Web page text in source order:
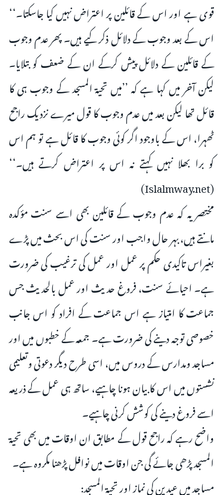
قوی ہے اور اس کے قائلین پر اعتراض نہیں کیا جاسکتا۔‘‘
اس کے بعد وجوب کے دلائل ذکر کیے ہیں۔ پھر عدم وجوب
کے قائلین کے دلائل پیش کرکے ان کے ضعف کو بتلایا۔
لیکن آخر میں کہا ہے کہ ’’میں تحیۃ المسجد کے وجوب ہی کا
قائل تھا لیکن بعد میں عدم وجوب کا قول میرے نزدیک راجح
ٹھہرا، اس کے باوجود اگر کوئی وجوب کا قائل ہے تو ہم اس
کو برا بھلا نہیں کہتے نہ اس پر اعتراض کرتے ہیں۔‘‘
(Islalmway.net)
مختصر یہ کہ عدم وجوب کے قائلین بھی اسے سنت مؤکدہ
مانتے ہیں، بہر حال واجب اور سنت کی اس بحث میں پڑے
بغیراس تاکیدی حکم پر عمل اور عمل کی ترغیب کی ضرورت
ہے۔ احیائے سنت، فروغ حدیث اور عمل بالحدیث جس
جماعت کا امتیاز ہے اس جماعت کے افراد کو اس جانب
خصوصی توجہ دینے کی ضرورت ہے۔ جمعہ کے خطبوں میں اور
مساجد ومدارس کے دروس میں، اسی طرح دیگر دعوتی وتعلیمی
نشستوں میں اس کا بیان ہونا چاہیے، ساتھ ہی عمل کے ذریعہ
اسے فروغ دینے کی کوشش کرنی چاہیے۔
واضح رہے کہ راجح قول کے مطابق ان اوقات میں بھی تحیۃ
المسجد پڑھی جائے گی جن اوقات میں نوافل پڑھنا مکروہ ہے۔
مساجد میں عیدین کی نماز اور تحیۃ المسجد: